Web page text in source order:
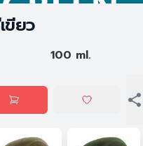
ขียว
100 ml.